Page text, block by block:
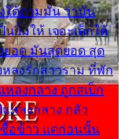
ใต้ถามมัน ว่ามัน
ยิ้มให้ เจอะเด็กใต้
ยอด มันสุดยอด สุด
ลงรักสาวราม ที่พัก
หลงกลาง ถูกสเป็ก
แหลงกลาง กลัว
ซื้อข้าว แต่ก่อนนั้น